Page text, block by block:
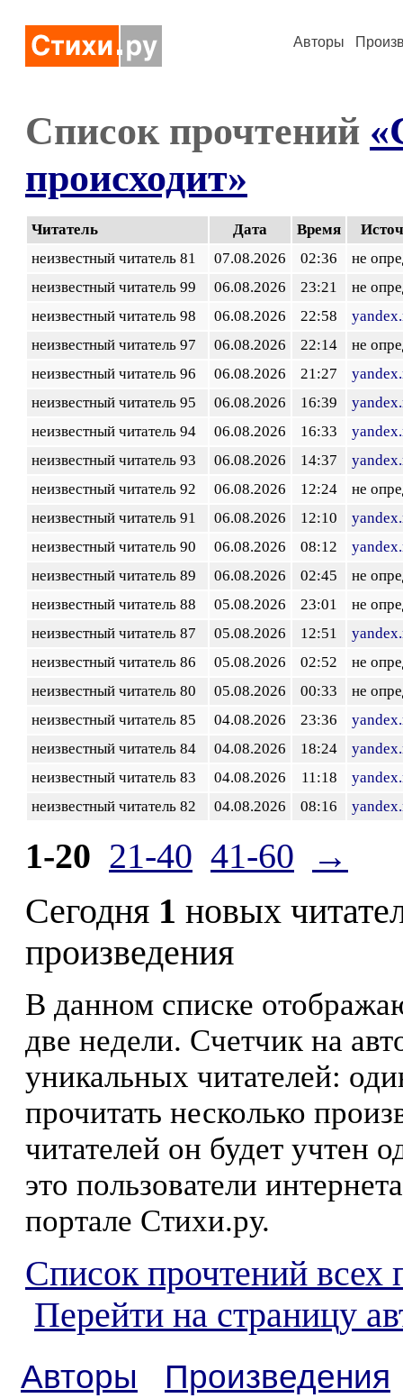
Авторы
Список прочтений
происходит»
Читатель Дата Время
неизвестный читатель 81
07.08.2026 02:36
не
неизвестный читатель 99
06.08.2026 23:21
не
неизвестный читатель 98
06.08.2026 22:58
неизвестный читатель 97
06.08.2026 22:14
не
неизвестный читатель 96
06.08.2026 21:27
неизвестный читатель 95
06.08.2026 16:39
неизвестный читатель 94
06.08.2026 16:33
неизвестный читатель 93
06.08.2026 14:37
неизвестный читатель 92
06.08.2026 12:24
не
неизвестный читатель 91
06.08.2026 12:10
неизвестный читатель 90
06.08.2026 08:12
неизвестный читатель 89
06.08.2026 02:45
не
неизвестный читатель 88
05.08.2026 23:01
не
неизвестный читатель 87
05.08.2026 12:51
неизвестный читатель 86
05.08.2026 02:52
не
неизвестный читатель 80
05.08.2026 00:33
не
неизвестный читатель 85
04.08.2026 23:36
неизвестный читатель 84
04.08.2026 18:24
неизвестный читатель 83
04.08.2026 11:18
неизвестный читатель 82
04.08.2026 08:16
1-20 21-40 41-60
→
Сегодня 1 новых
произведения
В данном списке
две недели. Счетчик на
уникальных читателей:
прочитать несколько
читателей он будет учтен
это пользователи
портале Стихи.ру.
Список прочтений всех
Перейти на страницу
Авторы
Произведения